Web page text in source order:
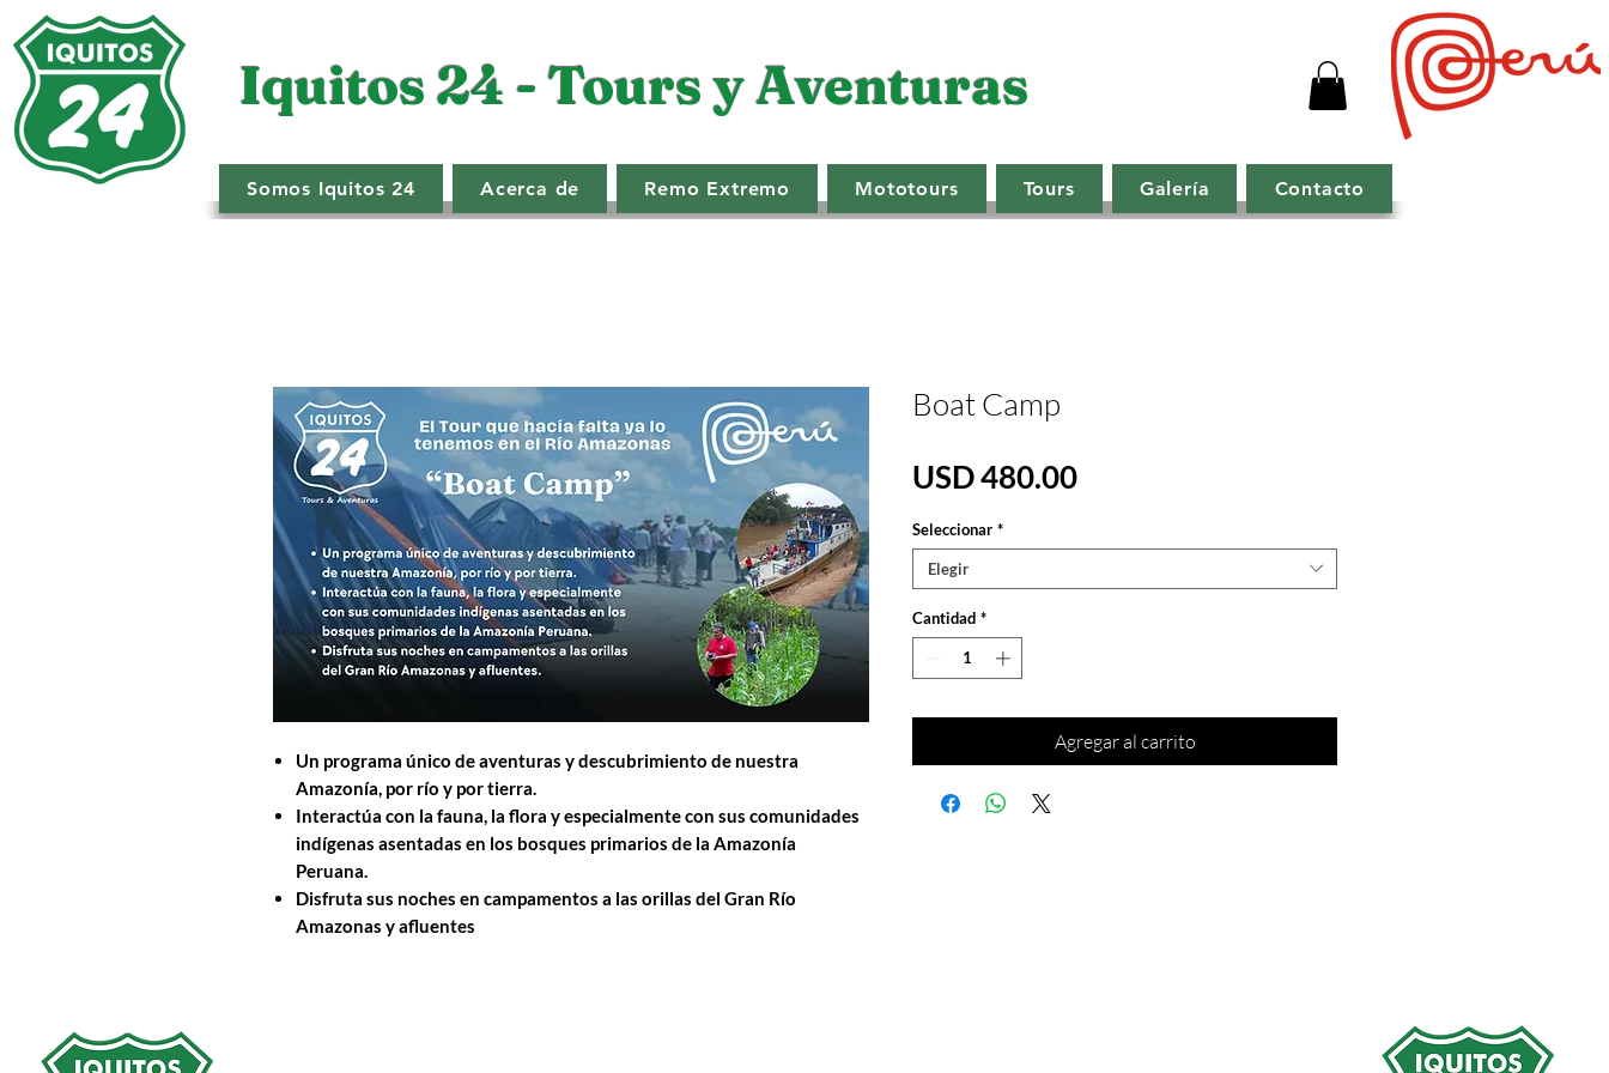
Iquitos 24 - Tours y Aventuras
Somos Iquitos 24 Acerca de Remo Extremo Mototours Tours Galería Contacto
Un programa único de aventuras y descubrimiento de nuestra
Amazonía, por río y por tierra.
Interactúa con la fauna, la flora y especialmente con sus comunidades
indígenas asentadas en los bosques primarios de la Amazonía
Peruana.
Disfruta sus noches en campamentos a las orillas del Gran Río
Amazonas y afluentes
Boat Camp
USD 480.00Precio
Seleccionar *
Elegir
Cantidad *
Agregar al carrito